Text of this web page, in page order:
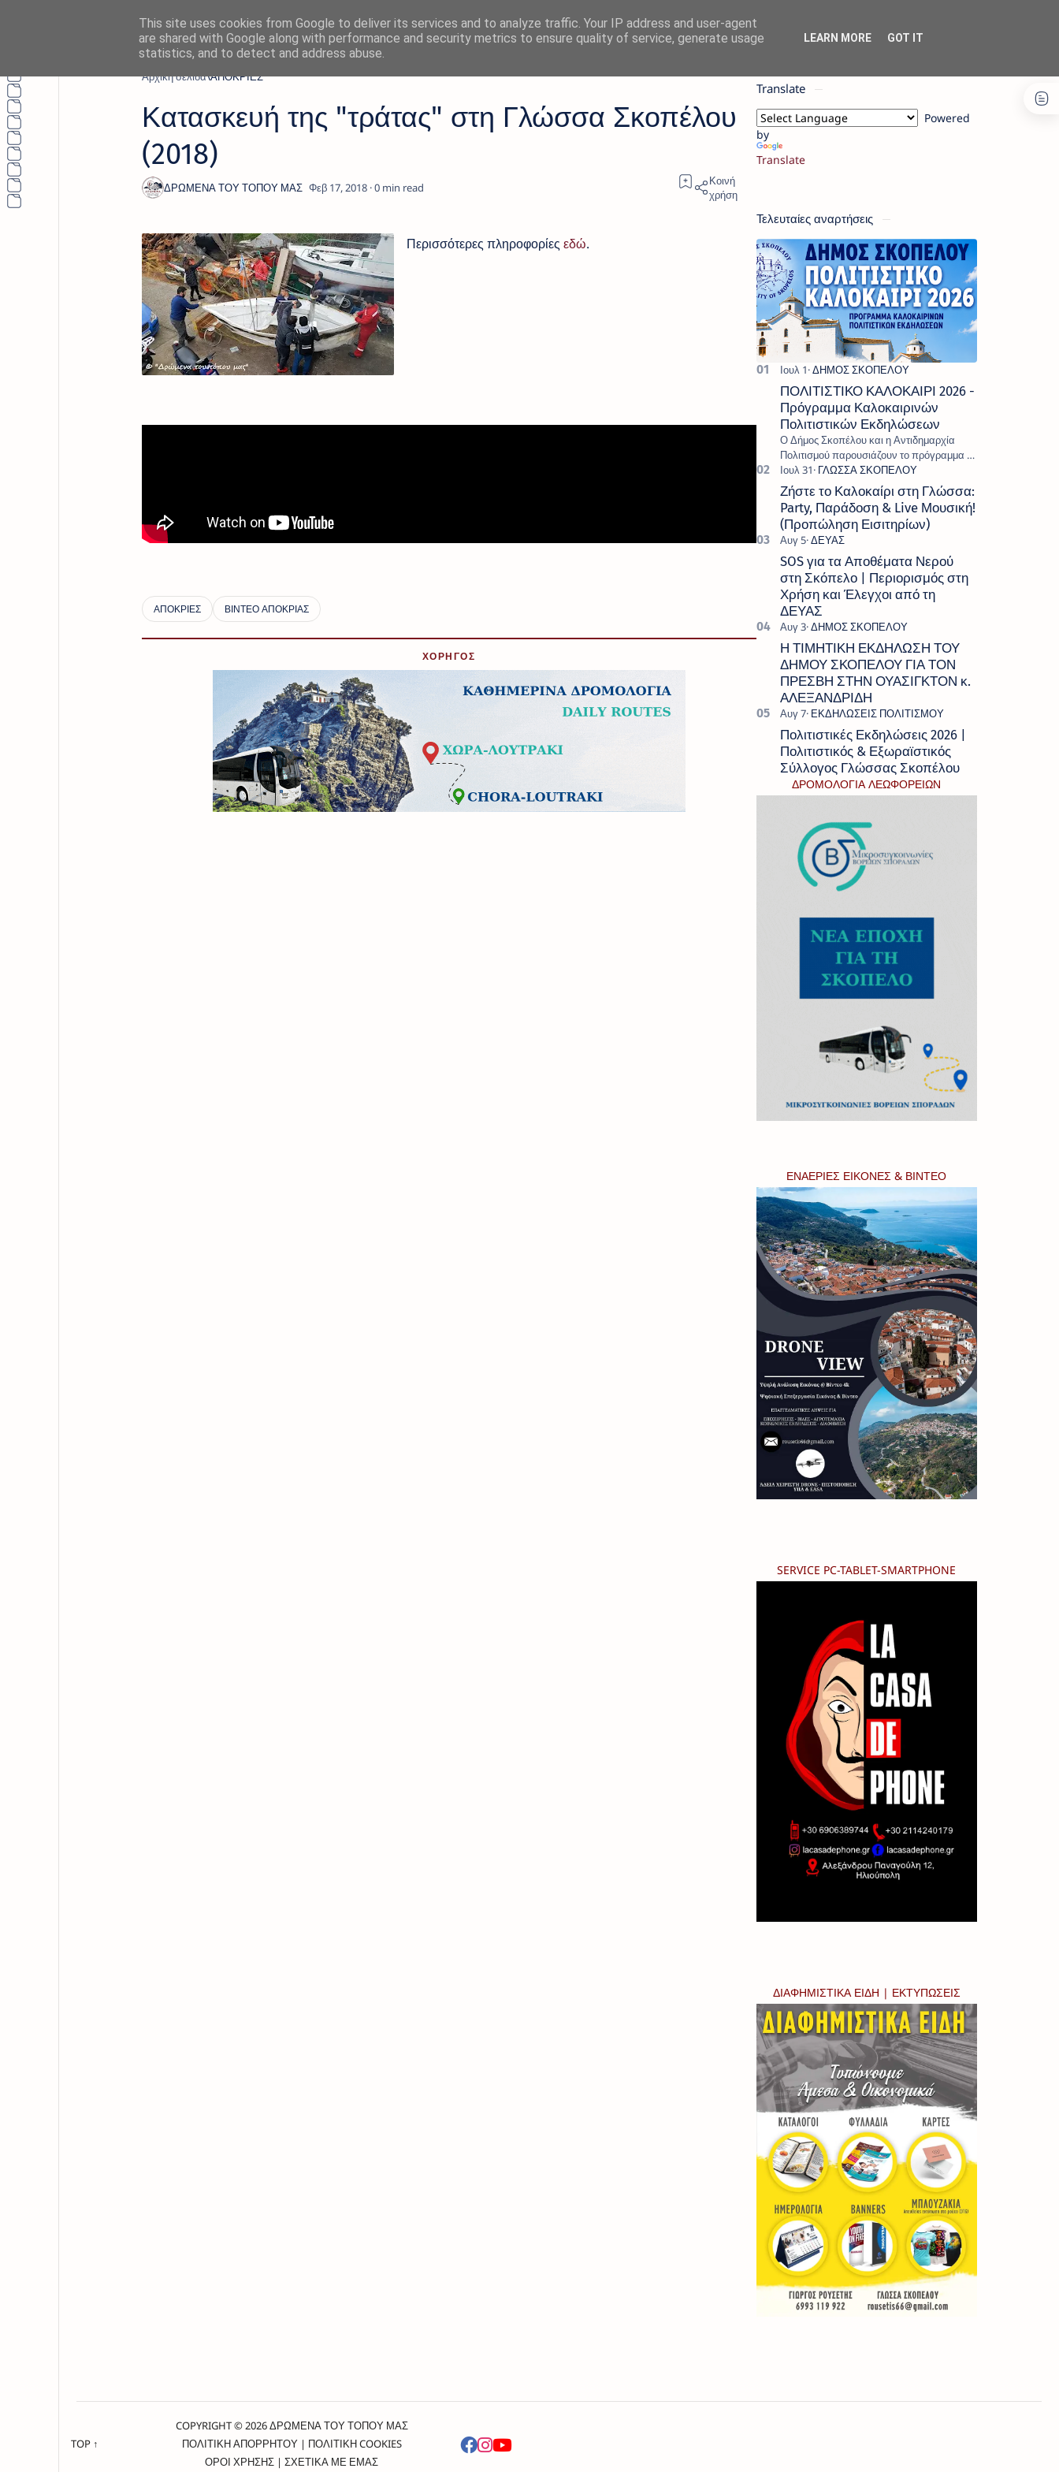
Αρχική σελίδα ΑΠΟΚΡΙΕΣ
Κατασκευή της "τράτας" στη Γλώσσα Σκοπέλου
(2018)
0
Περισσότερες πληροφορίες εδώ.
ΧΟΡΗΓΟΣ
Translate
Powered
by
Translate
Τελευταίες αναρτήσεις
ΠΟΛΙΤΙΣΤΙΚΟ ΚΑΛΟΚΑΙΡΙ 2026 -
Πρόγραμμα Καλοκαιρινών
Πολιτιστικών Εκδηλώσεων
Ο Δήμος Σκοπέλου και η Αντιδημαρχία
Πολιτισμού παρουσιάζουν το πρόγραμμα «
Πολιτιστικό Καλοκαίρι 2026 », ένα πλούσιο
και πολυσυλλεκτικό πρόγραμμα εκδ…
Ζήστε το Καλοκαίρι στη Γλώσσα:
Party, Παράδοση & Live Μουσική!
(Προπώληση Εισιτηρίων)
SOS για τα Αποθέματα Νερού
στη Σκόπελο | Περιορισμός στη
Χρήση και Έλεγχοι από τη
ΔΕΥΑΣ
Η ΤΙΜΗΤΙΚΗ ΕΚΔΗΛΩΣΗ ΤΟΥ
ΔΗΜΟΥ ΣΚΟΠΕΛΟΥ ΓΙΑ ΤΟΝ
ΠΡΕΣΒΗ ΣΤΗΝ ΟΥΑΣΙΓΚΤΟΝ κ.
ΑΛΕΞΑΝΔΡΙΔΗ
Πολιτιστικές Εκδηλώσεις 2026 |
Πολιτιστικός & Εξωραϊστικός
Σύλλογος Γλώσσας Σκοπέλου
ΔΡΟΜΟΛΟΓΙΑ ΛΕΩΦΟΡΕΙΩΝ
ΕΝΑΕΡΙΕΣ ΕΙΚΟΝΕΣ & ΒΙΝΤΕΟ
SERVICE PC-TABLET-SMARTPHONE
ΔΙΑΦΗΜΙΣΤΙΚΑ ΕΙΔΗ | ΕΚΤΥΠΩΣΕΙΣ
TOP ↑
COPYRIGHT © 2026 ΔΡΩΜΕΝΑ ΤΟΥ ΤΟΠΟΥ ΜΑΣ
ΠΟΛΙΤΙΚΗ ΑΠΟΡΡΗΤΟΥ| ΠΟΛΙΤΙΚΗ COOKIES
ΟΡΟΙ ΧΡΗΣΗΣ | ΣΧΕΤΙΚΑ ΜΕ ΕΜΑΣ
This site uses cookies from Google to deliver its services and to analyze traffic. Your IP address and user-agent
are shared with Google along with performance and security metrics to ensure quality of service, generate usage
statistics, and to detect and address abuse.
LEARN MORE GOT IT